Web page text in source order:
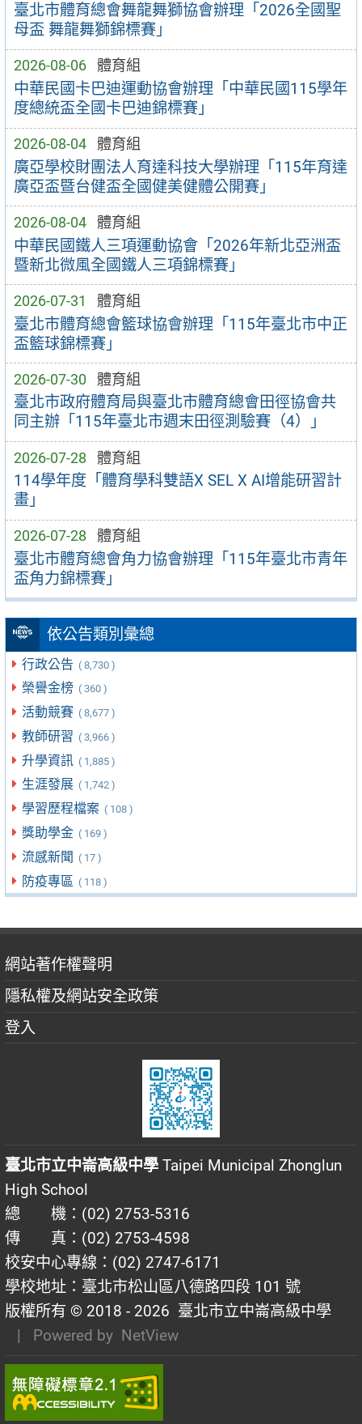
臺北市體育總會舞龍舞獅協會辦理「2026全國聖
母盃 舞龍舞獅錦標賽」
2026-08-06 體育組
中華民國卡巴迪運動協會辦理「中華民國115學年
度總統盃全國卡巴迪錦標賽」
2026-08-04 體育組
廣亞學校財團法人育達科技大學辦理「115年育達
廣亞盃暨台健盃全國健美健體公開賽」
2026-08-04 體育組
中華民國鐵人三項運動協會「2026年新北亞洲盃
暨新北微風全國鐵人三項錦標賽」
2026-07-31 體育組
臺北市體育總會籃球協會辦理「115年臺北市中正
盃籃球錦標賽」
2026-07-30 體育組
臺北市政府體育局與臺北市體育總會田徑協會共
同主辦「115年臺北市週末田徑測驗賽（4）」
2026-07-28 體育組
114學年度「體育學科雙語X SEL X AI增能研習計
畫」
2026-07-28 體育組
臺北市體育總會角力協會辦理「115年臺北市青年
盃角力錦標賽」
依公告類別彙總
行政公告 ( 8,730 )
榮譽金榜 ( 360 )
活動競賽 ( 8,677 )
教師研習 ( 3,966 )
升學資訊 ( 1,885 )
生涯發展 ( 1,742 )
學習歷程檔案 ( 108 )
獎助學金 ( 169 )
流感新聞 ( 17 )
防疫專區 ( 118 )
網站著作權聲明
隱私權及網站安全政策
登入
臺北市立中崙高級中學 Taipei Municipal Zhonglun
High School
總 機：(02) 2753-5316
傳 真：(02) 2753-4598
校安中心專線：(02) 2747-6171
學校地址：臺北市松山區八德路四段 101 號
版權所有 © 2018 - 2026 臺北市立中崙高級中學
| Powered by NetView